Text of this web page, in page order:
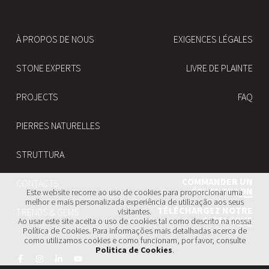
Este website recorre ao uso de cookies para proporcionar uma
melhor e mais personalizada experiência de utilização aos seus
visitantes.
Ao usar este site aceita o uso de cookies tal como descrito na nossa
Política de Cookies. Para informações mais detalhadas acerca de
como utilizamos cookies e como funcionam, por favor, consulte
Politica de Cookies.
À PROPOS DE NOUS
STONE EXPERTS
PROJECTS
PIERRES NATURELLES
STRUTTURA
EXIGENCES LÉGALES
LIVRE DE PLAINTE
FAQ
ÉCHANTILLON
TÉLÉCHARGEZ NOTRE
CATALOGUE